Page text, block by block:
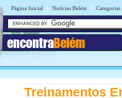
Página Inicial | Notícias Belém | Categorias
encontraBelém
Treinamentos